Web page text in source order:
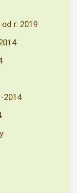
od r. 2019
2014